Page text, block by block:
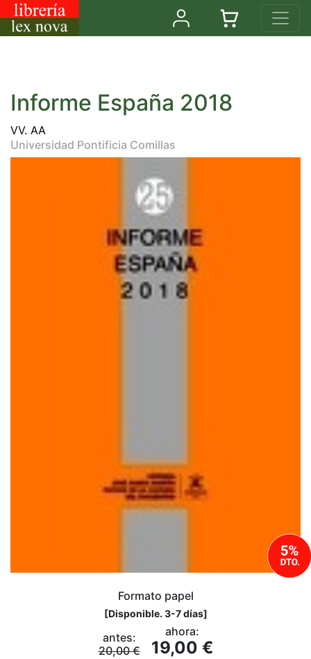
Informe España 2018
VV. AA
Universidad Pontificia Comillas
Formato papel
[Disponible. 3-7 días]
antes:
20,00 €
ahora:
19,00 €